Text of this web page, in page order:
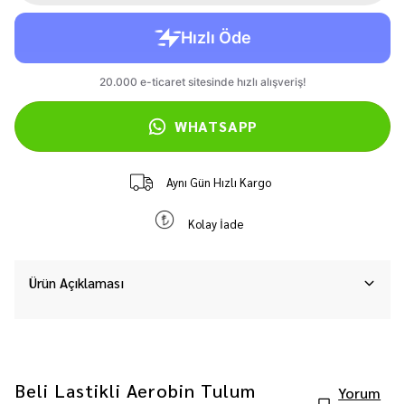
WHATSAPP
Aynı Gün Hızlı Kargo
Kolay İade
Ürün Açıklaması
Beli Lastikli Aerobin Tulum
Yorum